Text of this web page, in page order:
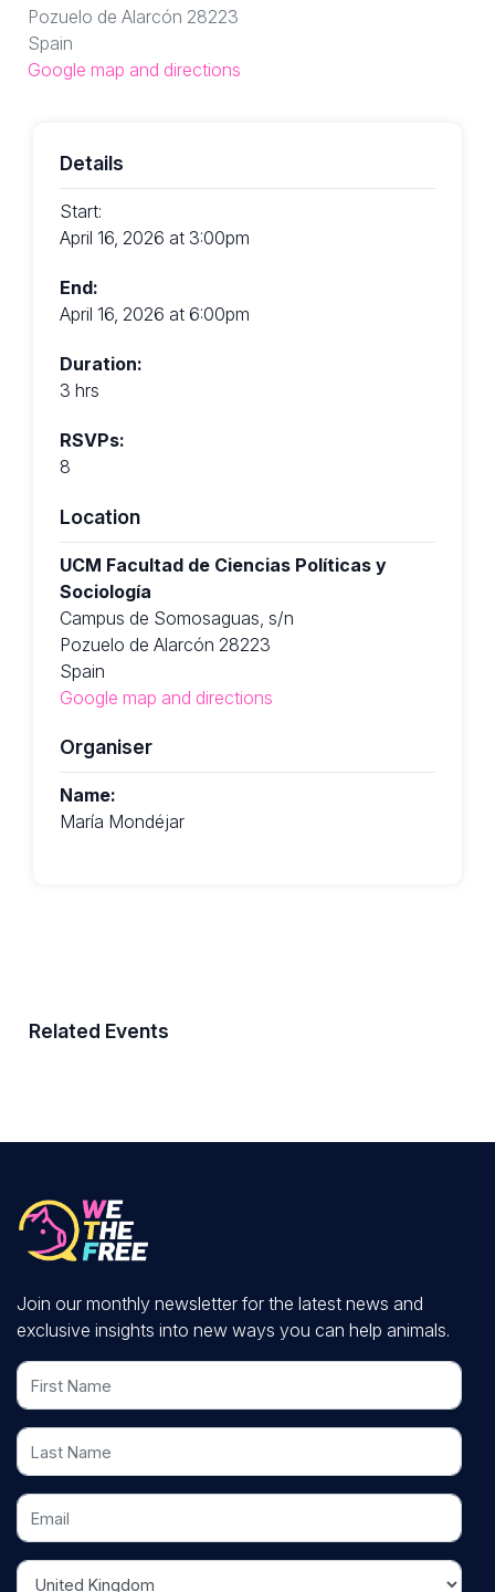
Pozuelo de Alarcón 28223
Spain
Google map and directions
Details
Start:
April 16, 2026 at 3:00pm
End:
April 16, 2026 at 6:00pm
Duration:
3 hrs
RSVPs:
8
Location
UCM Facultad de Ciencias Políticas y
Sociología
Campus de Somosaguas, s/n
Pozuelo de Alarcón 28223
Spain
Google map and directions
Organiser
Name:
María Mondéjar
Related Events
Join our monthly newsletter for the latest news and
exclusive insights into new ways you can help animals.
First Name
Last Name
Email
Country